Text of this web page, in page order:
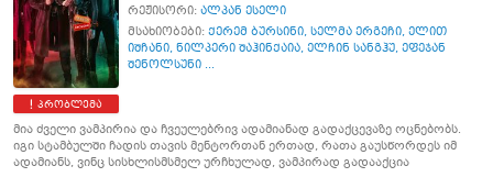
პრობლემა
რეჟისორი: ალპან ესელი
მსახიობები: ქერემ ბურსინი, სელმა ერგეჩი, ელით
იშჩანი, ნილპერი შაჰინქაია, ელჩინ სანგჰუ, ეფეჯან
შენოლსუნი ...
მია ძველი ვამპირია და ჩვეულებრივ ადამიანად გადაქცევაზე ოცნებობს.
იგი სტამბულში ჩადის თავის მენტორთან ერთად, რათა გაუსწორდეს იმ
ადამიანს, ვინც სისხლისმსმელ ურჩხულად, ვამპირად გადააქცია